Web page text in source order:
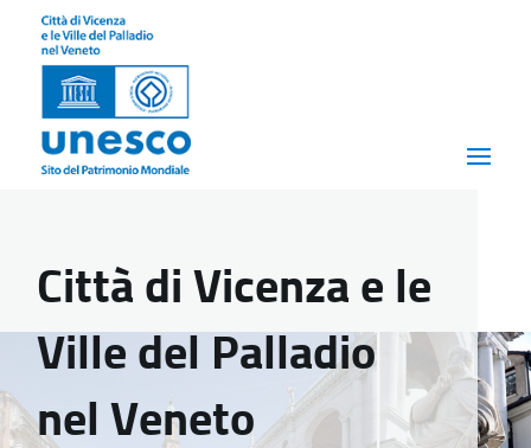
Città di Vicenza e le
Ville del Palladio
nel Veneto